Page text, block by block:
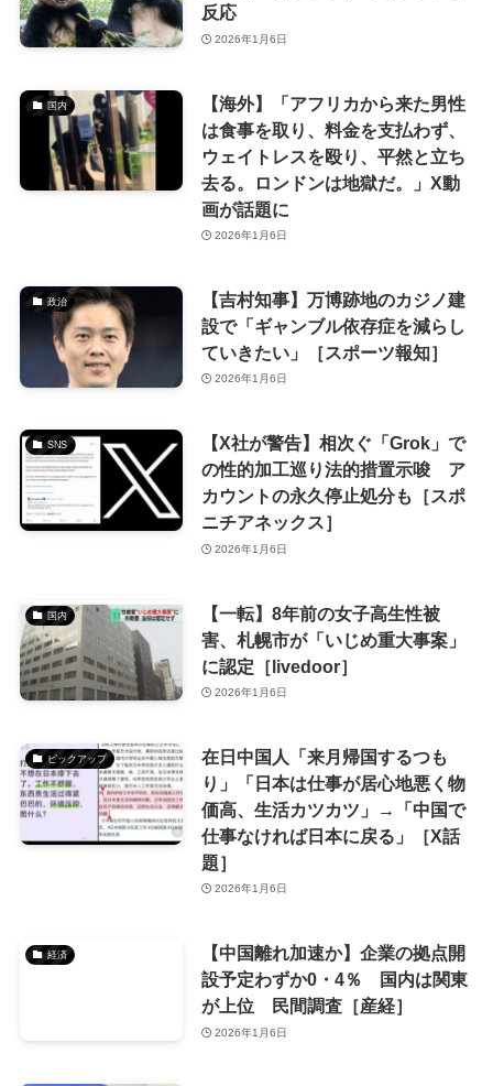
反応
2026年1月6日
国内
【海外】「アフリカから来た男性
は食事を取り、料金を支払わず、
ウェイトレスを殴り、平然と立ち
去る。ロンドンは地獄だ。」X動
画が話題に
2026年1月6日
政治
【吉村知事】万博跡地のカジノ建
設で「ギャンブル依存症を減らし
ていきたい」［スポーツ報知］
2026年1月6日
SNS
【X社が警告】相次ぐ「Grok」で
の性的加工巡り法的措置示唆 ア
カウントの永久停止処分も［スポ
ニチアネックス］
2026年1月6日
国内
【一転】8年前の女子高生性被
害、札幌市が「いじめ重大事案」
に認定［livedoor］
2026年1月6日
ピックアップ
在日中国人「来月帰国するつも
り」「日本は仕事が居心地悪く物
価高、生活カツカツ」→「中国で
仕事なければ日本に戻る」［X話
題］
2026年1月6日
経済
【中国離れ加速か】企業の拠点開
設予定わずか0・4％ 国内は関東
が上位 民間調査［産経］
2026年1月6日